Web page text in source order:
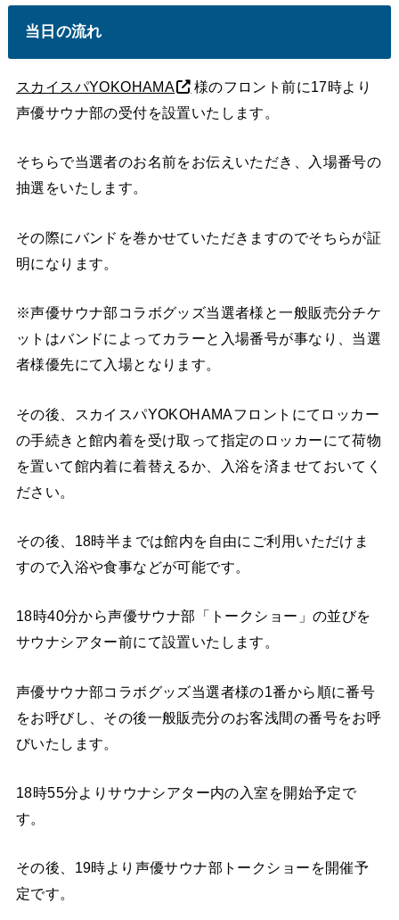
当日の流れ
スカイスパYOKOHAMA
様のフロント前に17時より
声優サウナ部の受付を設置いたします。
そちらで当選者のお名前をお伝えいただき、入場番号の
抽選をいたします。
その際にバンドを巻かせていただきますのでそちらが証
明になります。
※声優サウナ部コラボグッズ当選者様と一般販売分チケ
ットはバンドによってカラーと入場番号が事なり、当選
者様優先にて入場となります。
その後、スカイスパYOKOHAMAフロントにてロッカー
の手続きと館内着を受け取って指定のロッカーにて荷物
を置いて館内着に着替えるか、入浴を済ませておいてく
ださい。
その後、18時半までは館内を自由にご利用いただけま
すので入浴や食事などが可能です。
18時40分から声優サウナ部「トークショー」の並びを
サウナシアター前にて設置いたします。
声優サウナ部コラボグッズ当選者様の1番から順に番号
をお呼びし、その後一般販売分のお客浅間の番号をお呼
びいたします。
18時55分よりサウナシアター内の入室を開始予定で
す。
その後、19時より声優サウナ部トークショーを開催予
定です。